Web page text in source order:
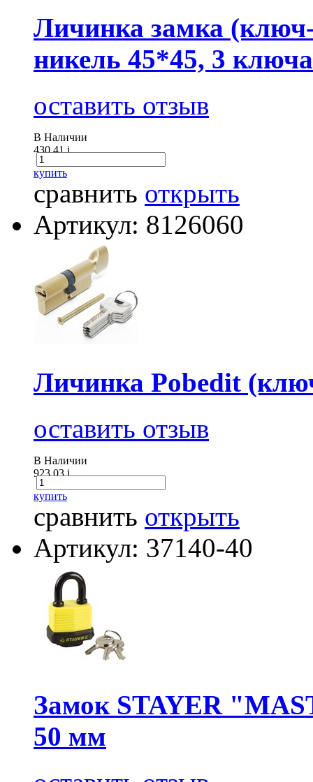
Личинка замка
никель 45*45, 3 ключа
оставить отзыв
В Наличии
430.41i
купить
сравнить открыть
Артикул: 8126060
Личинка Pobedit
оставить отзыв
В Наличии
923.03i
купить
сравнить открыть
Артикул: 37140-40
Замок STAYER
50 мм